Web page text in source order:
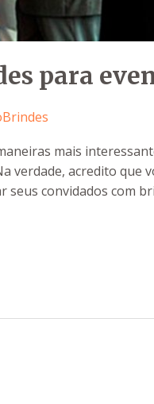
para
mais
verdade, acredito que
seus convidados com